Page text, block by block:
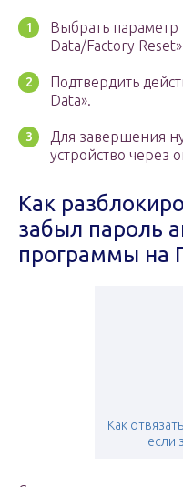
Выбрать параметр
Data/Factory
Подтвердить
Data».
Для завершения
устройство через
Как
забыл пароль
программы на
Как
если